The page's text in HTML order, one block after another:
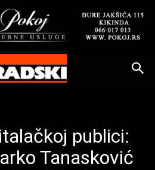
publici:
Tanasković